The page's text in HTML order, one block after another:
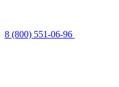
8 (800) 551-06-96